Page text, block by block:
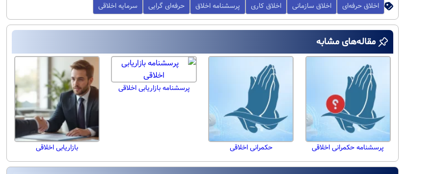
اخلاق حرفه‌ای اخلاق سازمانی اخلاق کاری پرسشنامه اخلاق حرفه‌ای گرایی سرمایه اخلاقی
مقاله‌های مشابه
پرسشنامه حکمرانی اخلاقی حکمرانی اخلاقی
پرسشنامه بازاریابی اخلاقی
بازاریابی اخلاقی